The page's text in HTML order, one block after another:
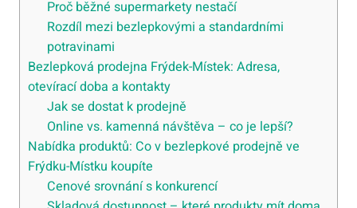
Proč běžné supermarkety nestačí
Rozdíl mezi bezlepkovými a standardními
potravinami
Bezlepková prodejna Frýdek-Místek: Adresa,
otevírací doba a kontakty
Jak se dostat k prodejně
Online vs. kamenná návštěva – co je lepší?
Nabídka produktů: Co v bezlepkové prodejně ve
Frýdku-Místku koupíte
Cenové srovnání s konkurencí